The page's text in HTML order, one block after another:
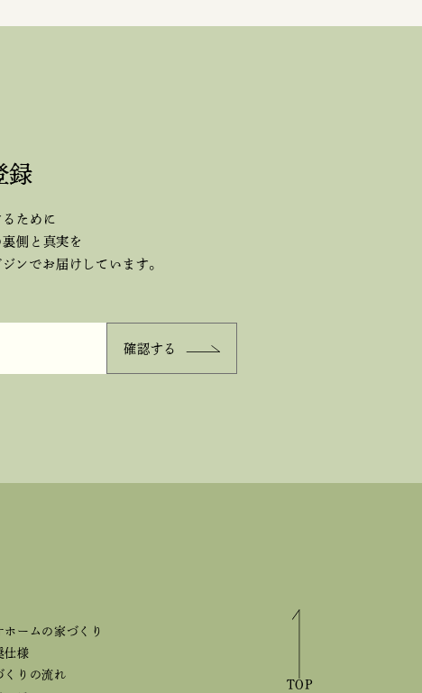
録
ために
側と真実を
ンでお届けしています。
ホームの家づくり
仕様
くりの流れ
TOP